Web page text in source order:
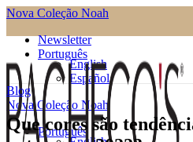
Nova Coleção Noah
Newsletter
Português
English
Español
Nova Coleção Noah
Português
Blog
Que cores são